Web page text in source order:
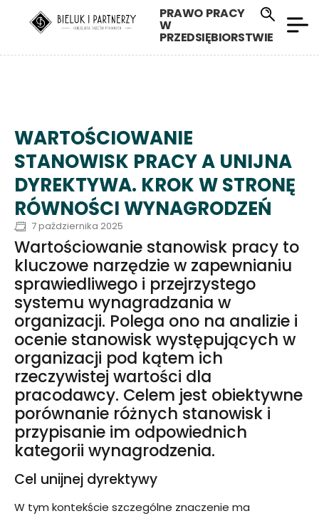
PRAWO PRACY
W
PRZEDSIĘBIORSTWIE
WARTOŚCIOWANIE
STANOWISK PRACY A UNIJNA
DYREKTYWA. KROK W STRONĘ
RÓWNOŚCI WYNAGRODZEŃ
7 października 2025
Wartościowanie stanowisk pracy to
kluczowe narzędzie w zapewnianiu
sprawiedliwego i przejrzystego
systemu wynagradzania w
organizacji. Polega ono na analizie i
ocenie stanowisk występujących w
organizacji pod kątem ich
rzeczywistej wartości dla
pracodawcy. Celem jest obiektywne
porównanie różnych stanowisk i
przypisanie im odpowiednich
kategorii wynagrodzenia.
Cel unijnej dyrektywy
W tym kontekście szczególne znaczenie ma